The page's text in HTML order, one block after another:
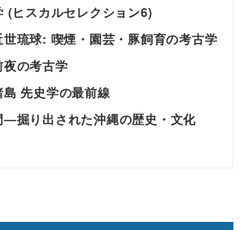
(ヒスカルセレクション6)
世琉球: 喫煙・園芸・豚飼育の考古学
の考古学
先史学の最前線
―掘り出された沖縄の歴史・文化